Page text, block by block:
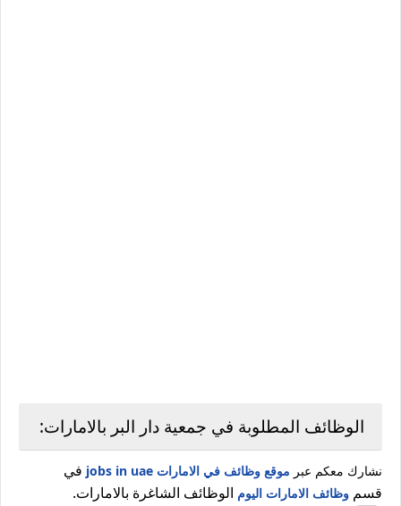
الوظائف المطلوبة في جمعية دار البر بالامارات:
نشارك معكم عبر موقع وظائف في الامارات jobs in uae
في
قسم وظائف الامارات اليوم الوظائف الشاغرة بالامارات.